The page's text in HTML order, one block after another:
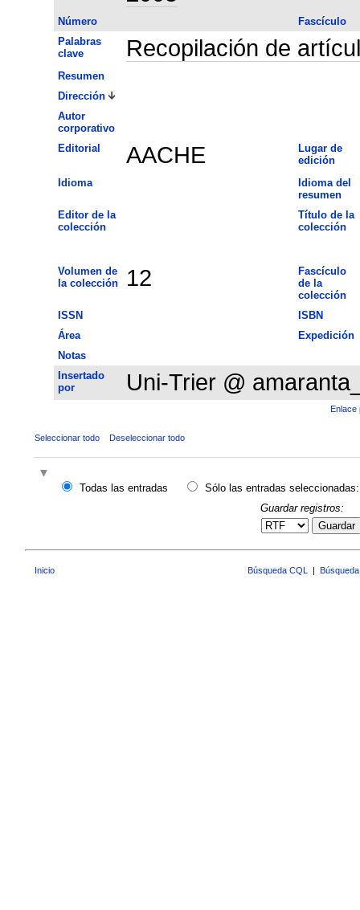
Número
Fascículo
Palabras
clave
Recopilación de
Resumen
Dirección
Autor
corporativo
Editorial
AACHE
Lugar de
edición
Idioma
Idioma del
resumen
Editor de la
colección
Título de la
colección
Volumen de
la colección
12
Fascículo
de la
colección
ISSN
ISBN
Área
Expedición
Notas
Insertado
por
Uni-Trier @
Enlace
Seleccionar todo Deseleccionar todo
Todas las entradas
Sólo las entradas seleccionadas:
Guardar registros:
Guardar
Inicio Búsqueda CQL